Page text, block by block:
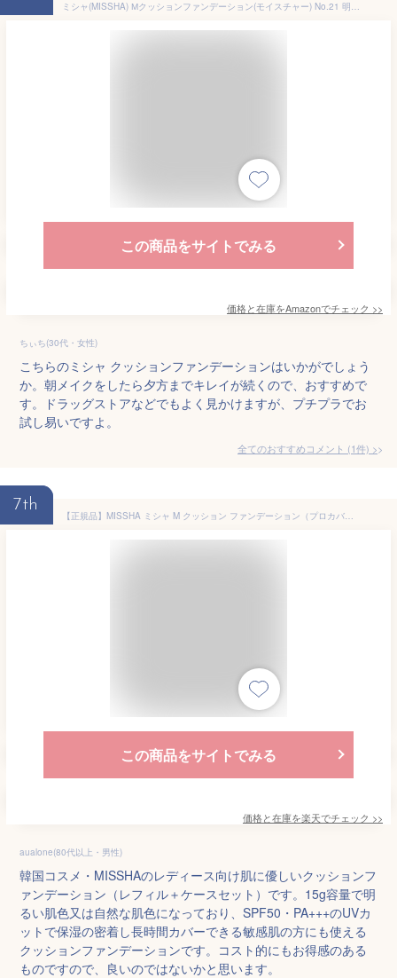
ミシャ(MISSHA) Мクッションファンデーション(モイスチャー) No.21 明るい肌色 15g
この商品をサイトでみる
価格と在庫をAmazonでチェック >>
ちぃち(30代・女性)
こちらのミシャ クッションファンデーションはいかがでしょう
か。朝メイクをしたら夕方までキレイが続くので、おすすめで
す。ドラッグストアなどでもよく見かけますが、プチプラでお
試し易いですよ。
全てのおすすめコメント (1件) >
7th
【正規品】MISSHA ミシャ M クッション ファンデーション（プロカバー）レフィル＋ケースセット 15g SPF50 PA+++ 保湿 カバー 肌に優しい 敏感肌 肌悩み 韓国コスメ 大人クッションファンデ 密着 長時間カバー 本体 化粧品 メール便 送料無料 代引き不可
この商品をサイトでみる
価格と在庫を楽天でチェック >>
aualone(80代以上・男性)
韓国コスメ・MISSHAのレディース向け肌に優しいクッションフ
ァンデーション（レフィル＋ケースセット）です。15g容量で明
るい肌色又は自然な肌色になっており、SPF50・PA+++のUVカ
ットで保湿の密着し長時間カバーできる敏感肌の方にも使える
クッションファンデーションです。コスト的にもお得感のある
ものですので、良いのではないかと思います。